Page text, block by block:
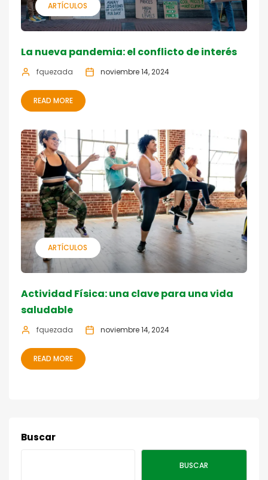
ARTÍCULOS
La nueva pandemia: el conflicto de interés
fquezada noviembre 14, 2024
READ MORE
ARTÍCULOS
Actividad Física: una clave para una vida
saludable
fquezada noviembre 14, 2024
READ MORE
Buscar
BUSCAR